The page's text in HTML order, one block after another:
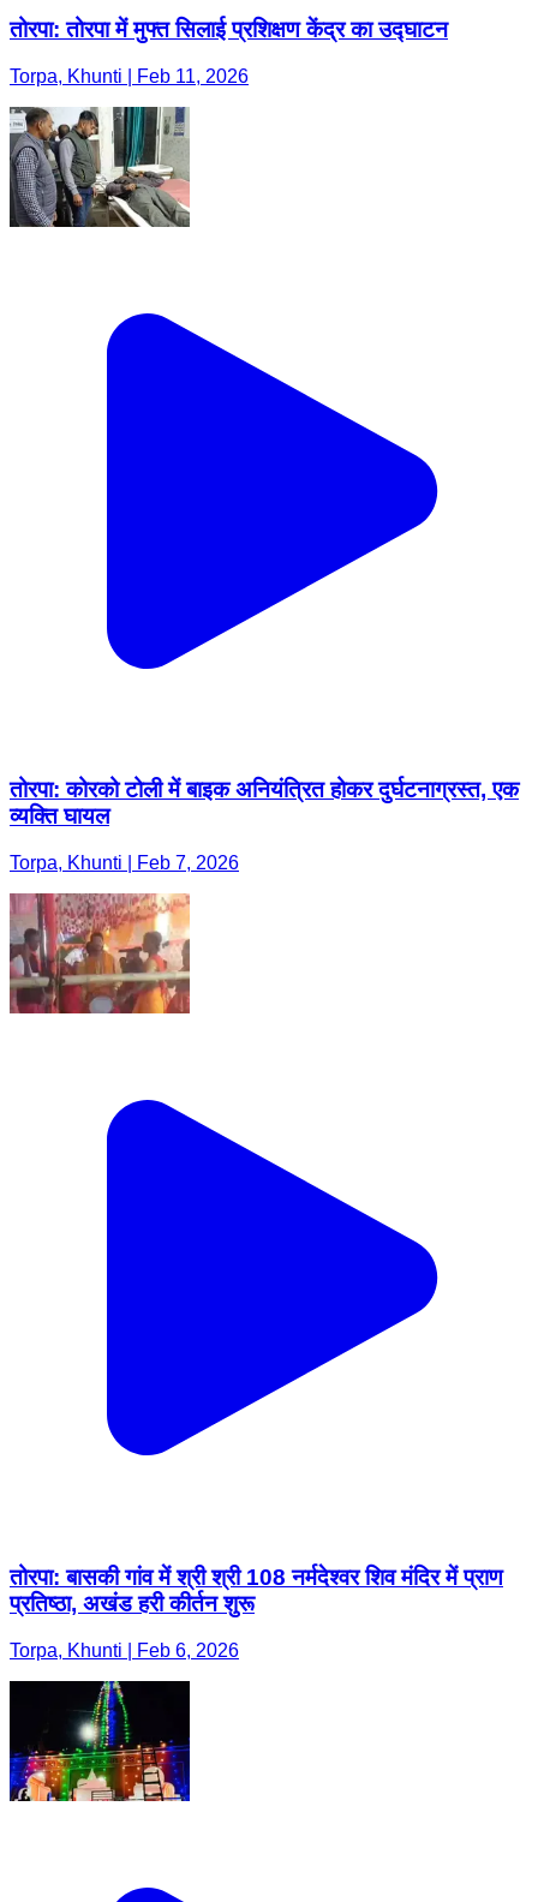
तोरपा: तोरपा में मुफ्त सिलाई प्रशिक्षण केंद्र का उद्घाटन
Torpa, Khunti | Feb 11, 2026
तोरपा: कोरको टोली में बाइक अनियंत्रित होकर दुर्घटनाग्रस्त, एक
व्यक्ति घायल
Torpa, Khunti | Feb 7, 2026
तोरपा: बासकी गांव में श्री श्री 108 नर्मदेश्वर शिव मंदिर में प्राण
प्रतिष्ठा, अखंड हरी कीर्तन शुरू
Torpa, Khunti | Feb 6, 2026